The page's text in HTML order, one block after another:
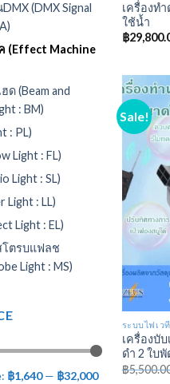
(DMX Signal
(Effect Machine
ด (Beam and
: BM)
: PL)
Light : FL)
Light : SL)
Light : LL)
Light : EL)
โตรบแฟลช
Light : MS)
฿1,640— ฿32,000
เครื่องท
ใช้น้ำ
฿
Sale!
ระบบไฟเวที
เครื่องบั
ดำ 2 ใบ
฿